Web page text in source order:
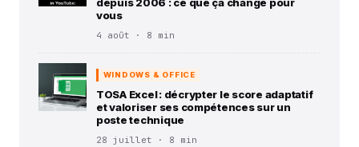
vous
4 août · 8 min
WINDOWS & OFFICE
TOSA Excel : décrypter le score adaptatif
et valoriser ses compétences sur un
poste technique
28 juillet · 8 min